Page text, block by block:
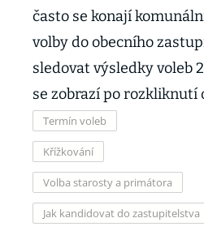
často se konají
volby do obecního
sledovat výsledky voleb
se zobrazí po rozkliknutí
Termín voleb
Křížkování
Volba starosty a primátora
Jak kandidovat do zastupitelstva